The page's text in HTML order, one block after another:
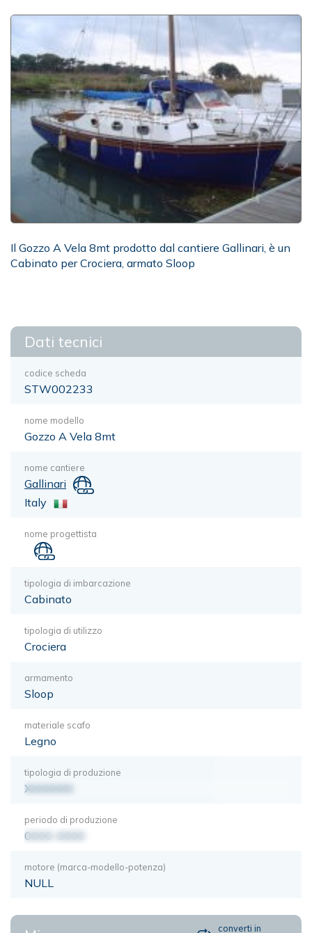
Il Gozzo A Vela 8mt prodotto dal cantiere Gallinari, è un
Cabinato per Crociera, armato Sloop
Dati tecnici
codice scheda
STW002233
nome modello
Gozzo A Vela 8mt
nome cantiere
Gallinari
Italy
nome progettista
tipologia di imbarcazione
Cabinato
tipologia di utilizzo
Crociera
armamento
Sloop
materiale scafo
Legno
tipologia di produzione
XXXXXXX
periodo di produzione
0000-0000
motore (marca-modello-potenza)
NULL
converti in